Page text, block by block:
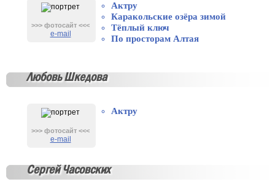
>>> фотосайт <<<
e-mail
Актру
Каракольские озёра зимой
Тёплый ключ
По просторам Алтая
Любовь Шкедова
>>> фотосайт <<<
e-mail
Актру
Сергей Часовских